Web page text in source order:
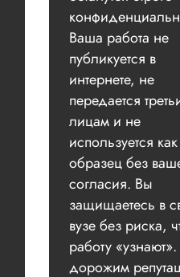
Ваша работа не
публикуется в
интернете, не
передается
лицам и не
используется как
образец без
согласия. Вы
защищаетесь в
вузе без риска,
работу
дорожим